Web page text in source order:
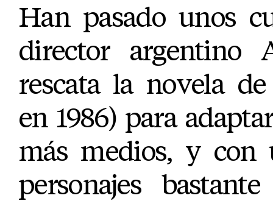
Han pasado unos
director argentino
rescata la novela
en 1986) para
más medios, y con
personajes